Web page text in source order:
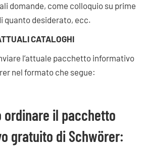
domande, come colloquio su prime
quanto desiderato, ecc.
CATALOGHI
l’attuale pacchetto informativo
nel formato che segue:
ordinare il pacchetto
gratuito di Schwörer: